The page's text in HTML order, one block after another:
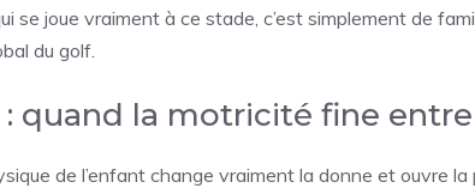
se joue vraiment à ce stade, c’est simplement de
du golf.
: quand la motricité fine
de l’enfant change vraiment la donne et ouvre